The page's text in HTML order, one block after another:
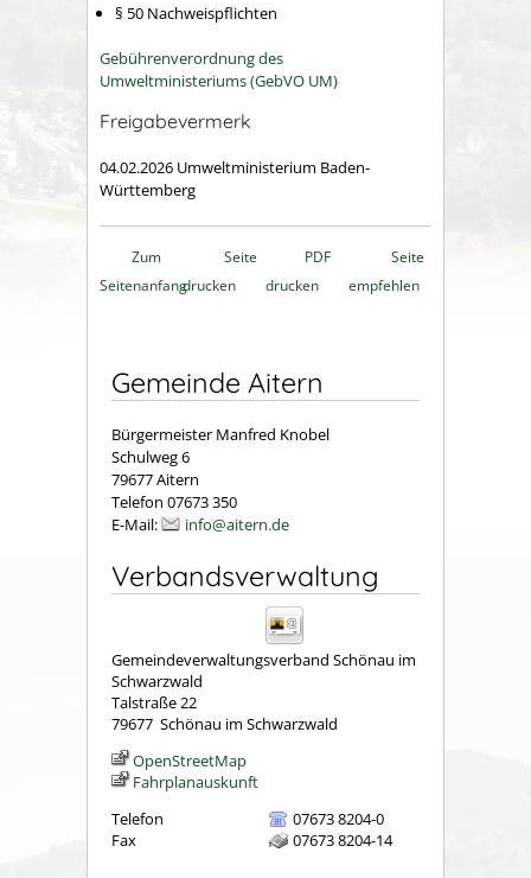
§ 50 Nachweispflichten
Gebührenverordnung des
Umweltministeriums (GebVO UM)
Freigabevermerk
04.02.2026 Umweltministerium Baden-
Württemberg
Zum
Seitenanfang
Seite
drucken
PDF
drucken
Seite
empfehlen
Gemeinde Aitern
Bürgermeister Manfred Knobel
Schulweg 6
79677 Aitern
Telefon 07673 350
E-Mail:
info@aitern.de
Verbandsverwaltung
Gemeindeverwaltungsverband Schönau im
Schwarzwald
Talstraße 22
79677 Schönau im Schwarzwald
OpenStreetMap
Fahrplanauskunft
Telefon
07673 8204-0
Fax
07673 8204-14